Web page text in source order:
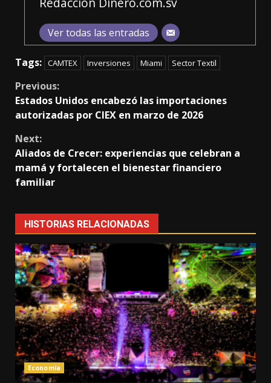
Ver todas las entradas
Tags: CAMTEX Inversiones Miami Sector Textil
Continue
Reading
Previous:
Estados Unidos encabezó las importaciones
autorizadas por CIEX en marzo de 2026
Next:
Aliados de Crecer: experiencias que celebran a
mamá y fortalecen el bienestar financiero
familiar
HISTORIAS RELACIONADAS
Economía